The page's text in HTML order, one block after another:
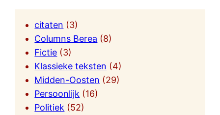
citaten (3)
Columns Berea (8)
Fictie (3)
Klassieke teksten (4)
Midden-Oosten (29)
Persoonlijk (16)
Politiek (52)